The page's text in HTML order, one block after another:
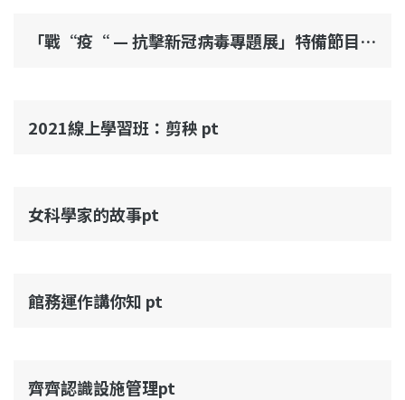
「戰“疫“ — 抗擊新冠病毒專題展」特備節目 口罩製作過程 口罩測試方法 pt
2021線上學習班：剪秧 pt
女科學家的故事pt
館務運作講你知 pt
齊齊認識設施管理pt